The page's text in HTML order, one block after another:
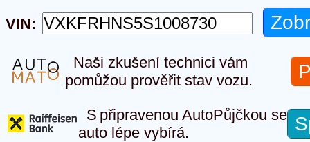
VIN:
Naši zkušení technici vám
pomůžou prověřit stav vozu.
S připravenou AutoPůjčkou se
auto lépe vybírá.